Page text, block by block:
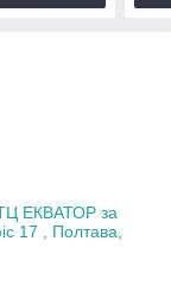
ТЦ ЕКВАТОР за
17 , Полтава,